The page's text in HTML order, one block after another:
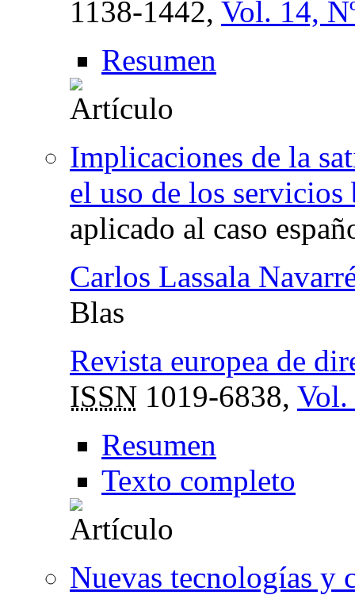
1138-1442, Vol. 14,
Resumen
Implicaciones de la
el uso de los
aplicado al caso
Carlos Lassala
Blas
Revista europea de
ISSN 1019-6838, Vol.
Resumen
Texto completo
Nuevas tecnologías y